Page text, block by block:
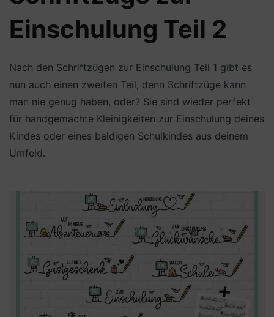
Einschulung Teil 2
Nach den Schriftzügen zur Einschulung Teil 1 gibt es
nun auch einen zweiten Teil, denn Schriftzüge kann
man nie genug haben, oder? Sie sind wieder perfekt
für handgemachte Kleinigkeiten zur Einschulung deines
Kindes oder eines baldigen Schulkindes aus deinem
Umfeld.